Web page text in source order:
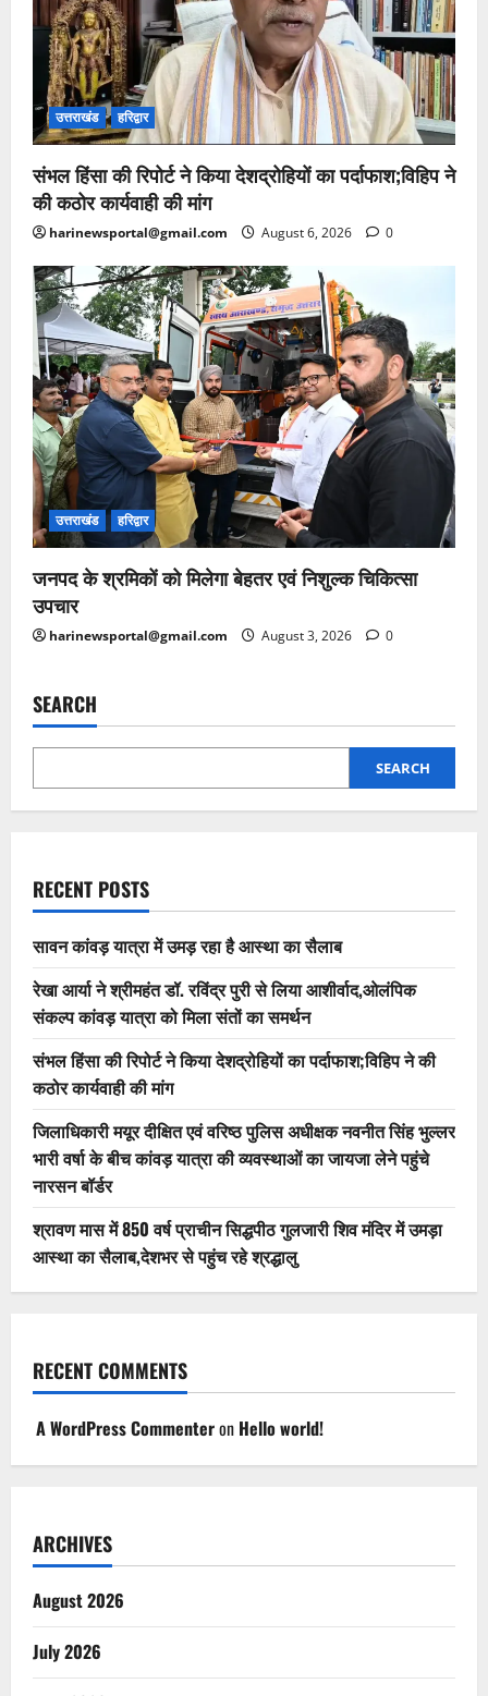
उत्तराखंड हरिद्वार
संभल हिंसा की रिपोर्ट ने किया देशद्रोहियों का पर्दाफाश;विहिप ने
की कठोर कार्यवाही की मांग
harinewsportal@gmail.com August 6, 2026 0
उत्तराखंड हरिद्वार
जनपद के श्रमिकों को मिलेगा बेहतर एवं निशुल्क चिकित्सा
उपचार
harinewsportal@gmail.com August 3, 2026 0
SEARCH
SEARCH
RECENT POSTS
सावन कांवड़ यात्रा में उमड़ रहा है आस्था का सैलाब
रेखा आर्या ने श्रीमहंत डॉ. रविंद्र पुरी से लिया आशीर्वाद,ओलंपिक
संकल्प कांवड़ यात्रा को मिला संतों का समर्थन
संभल हिंसा की रिपोर्ट ने किया देशद्रोहियों का पर्दाफाश;विहिप ने की
कठोर कार्यवाही की मांग
जिलाधिकारी मयूर दीक्षित एवं वरिष्ठ पुलिस अधीक्षक नवनीत सिंह भुल्लर
भारी वर्षा के बीच कांवड़ यात्रा की व्यवस्थाओं का जायजा लेने पहुंचे
नारसन बॉर्डर
श्रावण मास में 850 वर्ष प्राचीन सिद्धपीठ गुलजारी शिव मंदिर में उमड़ा
आस्था का सैलाब,देशभर से पहुंच रहे श्रद्धालु
RECENT COMMENTS
A WordPress Commenteron Hello world!
ARCHIVES
August 2026
July 2026